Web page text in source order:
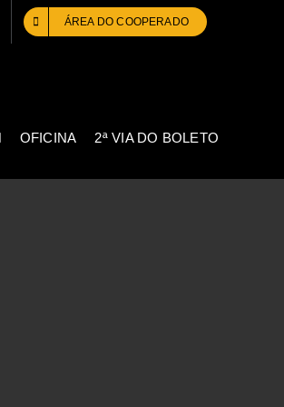
ÁREA DO COOPERADO
OFICINA 2ª VIA DO BOLETO